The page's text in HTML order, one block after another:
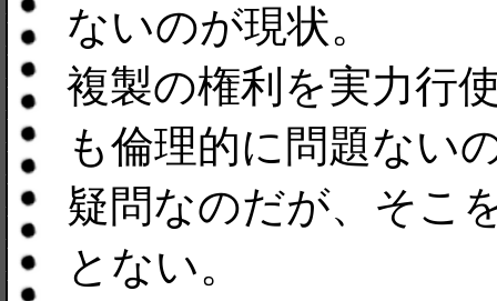
ないのが現状。
複製の権利を実力行
も倫理的に問題ない
疑問なのだが、そこ
とない。